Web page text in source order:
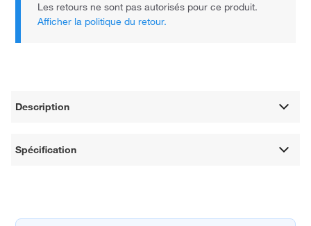
Les retours ne sont pas autorisés pour ce produit.
Afficher la politique du retour.
Description
Spécification